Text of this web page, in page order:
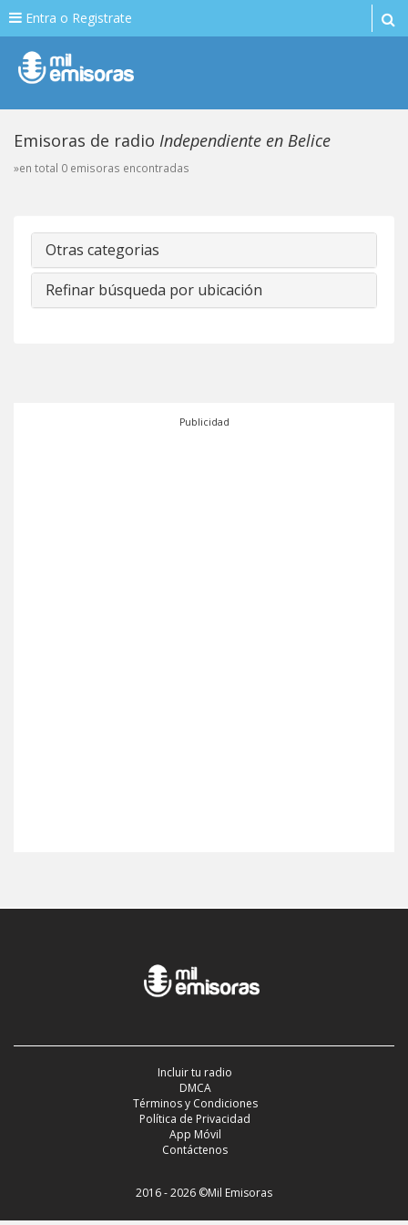
Entra o Registrate
Emisoras de radio Independiente en Belice
»en total 0 emisoras encontradas
Otras categorias
Refinar búsqueda por ubicación
Publicidad
Incluir tu radio
DMCA
Términos y Condiciones
Política de Privacidad
App Móvil
Contáctenos
2016 - 2026 ©Mil Emisoras